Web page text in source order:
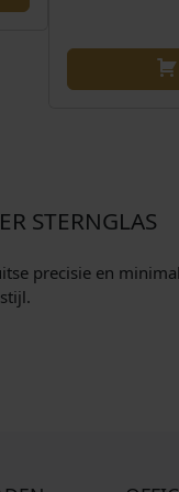
STERNGLAS
precisie en